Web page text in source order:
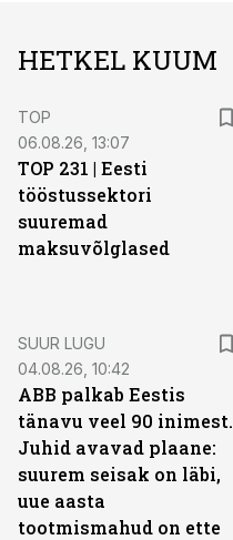
HETKEL KUUM
TOP
06.08.26, 13:07
TOP 231 | Eesti
tööstussektori
suuremad
maksuvõlglased
SUUR LUGU
04.08.26, 10:42
ABB palkab Eestis
tänavu veel 90 inimest.
Juhid avavad plaane:
suurem seisak on läbi,
uue aasta
tootmismahud on ette